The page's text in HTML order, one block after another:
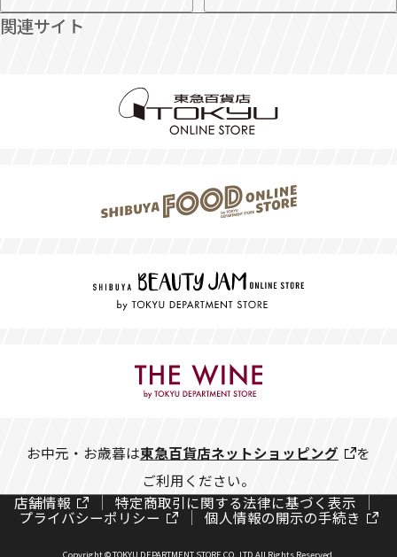
関連サイト
お中元・お歳暮は東急百貨店ネットショッピング
を
ご利用ください。
店舗情報
特定商取引に関する法律に基づく表示
プライバシーポリシー 個人情報の開示の手続き